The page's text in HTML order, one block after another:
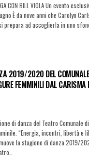
CON BILL VIOLA Un evento
È da nove anni che Carolyn
prepara ad accoglierla in uno
2019/2020 DEL
FEMMINILI DAL CARISMA
di danza del Teatro Comunale
“Energia, incontri, libertà e
la stagione di danza 2019/